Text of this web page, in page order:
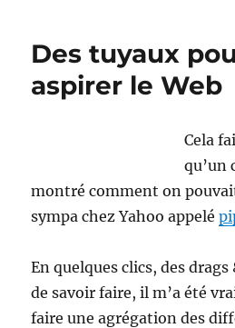
…
5
itérations
Des tuyaux
aspirer le Web
Cela
qu’un
montré comment on
sympa chez Yahoo appelé
En quelques clics, des
de savoir faire, il m’a été
faire une agrégation des